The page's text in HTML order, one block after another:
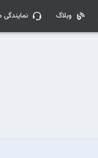
وبلاگ نمایندگی